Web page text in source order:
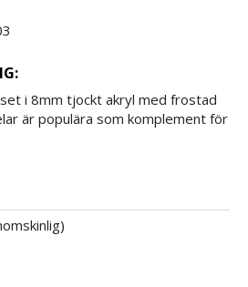
i 8mm tjockt akryl med frostad
är populära som komplement för